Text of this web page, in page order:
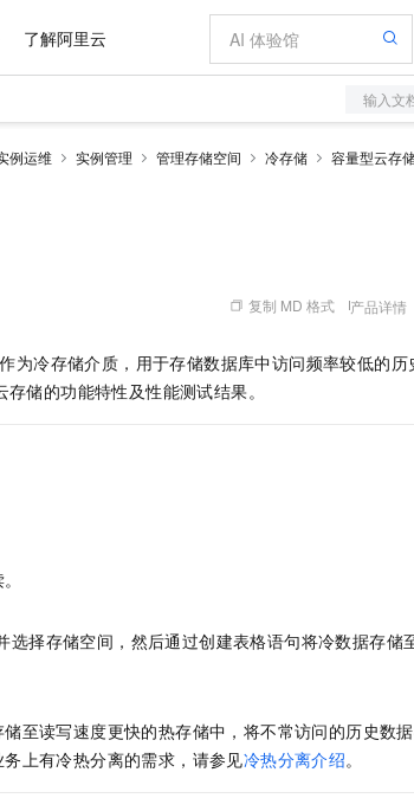
了解阿里云
输入文
例运维 实例管理 管理存储空间 冷存储
容量型云存
复制 MD 格式 产品详情
为冷存储介质，用于存储数据库中访问频率较低的历
储的功能特性及性能测试结果。
选择存储空间，然后通过创建表格语句将冷数据存储
至读写速度更快的热存储中，将不常访问的历史数
上有冷热分离的需求，请参见冷热分离介绍。
大模型服务平台
K3 NEW
旗舰模型，长程编程与推理利器
，专为长程任务能力而生
图片和视频生成
HappyHorse-1.1-T2V
让文字生成流畅细腻的高
构建
务平台百炼-智能体
大模型原生应用
万有无界
开发、训练和推理服务 面向真实软件的智能体编
云原生数据库 PolarDB
，持久记忆，越用越聪明
+ GStack 打造工程团队 低代码高效构建企业门户
Max 首发尝鲜，限时加量 10 倍，夜间低至2折
，限时限量积分加倍 NEW
支持 Qwen 3.8-Max
，Qwen/Meoo/TokenPlan 客户专享
AI 场景体验
图文、视频一站生成，高
AI 建站
自动承接线索、识别商机
算器
和估算价格
配置报价器
API
识别
基础软件
Docker
JAVA
全能环境
模板建站
定制建站
伙伴 产品伙伴合作计划
数据库合作计划
云网络合作计划
Salesforce On Alibaba
服务 阿里云认证
践
量
时刻
市场活动
活动全景
魔搭 ModelScope